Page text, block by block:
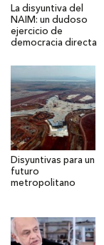
La disyuntiva del
NAIM: un dudoso
ejercicio de
democracia directa
Disyuntivas para un
futuro
metropolitano